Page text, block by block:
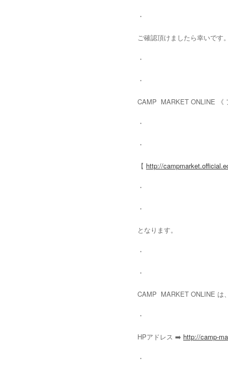
・
ご確認頂けましたら幸いです
・
・
CAMP MARKET ONLINE 《
・
・
【 http://
・
・
となります。
・
・
CAMP MARKET ONLINE は
・
HPアドレス ➡️ http://camp-
・